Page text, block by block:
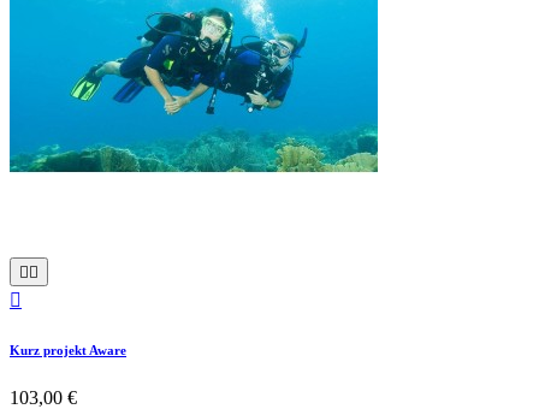
 

Kurz projekt Aware
103,00 €